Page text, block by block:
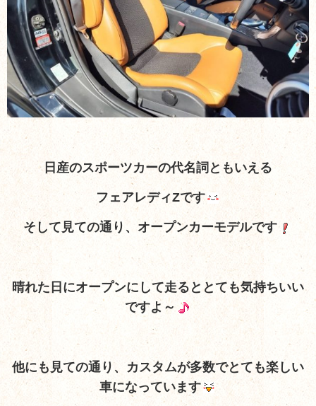
日産のスポーツカーの代名詞ともいえる
フェアレディZです
そして見ての通り、オープンカーモデルです
晴れた日にオープンにして走るととても気持ちいい
ですよ～
他にも見ての通り、カスタムが多数でとても楽しい
車になっています